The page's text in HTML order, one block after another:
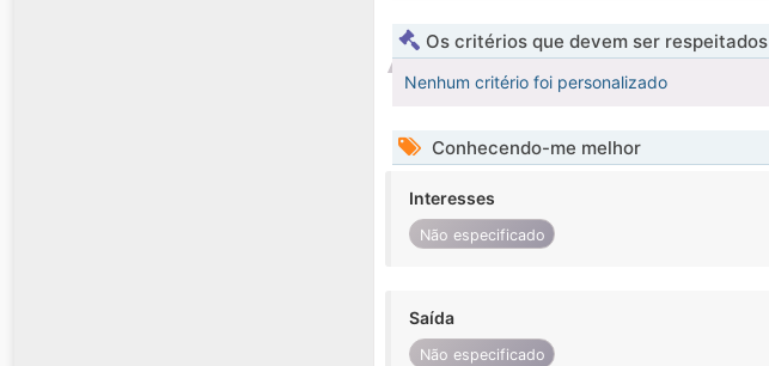
Os critérios que devem ser respeitados
Nenhum critério foi personalizado
Conhecendo-me melhor
Interesses
Não especificado
Saída
Não especificado